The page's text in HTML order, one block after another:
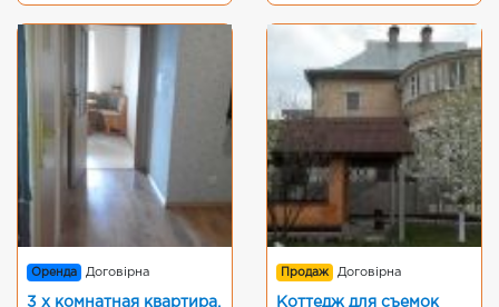
Оренда Договірна
3 х комнатная квартира,
Продаж Договірна
Коттедж для съемок